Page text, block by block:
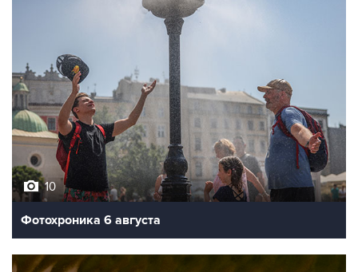
10
Фотохроника 6 августа